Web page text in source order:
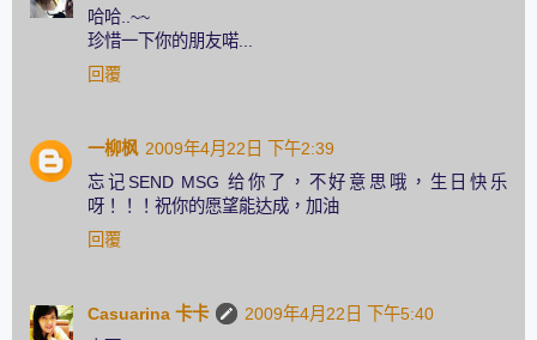
哈哈..~~
珍惜一下你的朋友喏...
回覆
一柳枫 2009年4月22日 下午2:39
忘记SEND MSG 给你了，不好意思哦，生日快乐
呀！！！祝你的愿望能达成，加油
回覆
Casuarina 卡卡
2009年4月22日 下午5:40